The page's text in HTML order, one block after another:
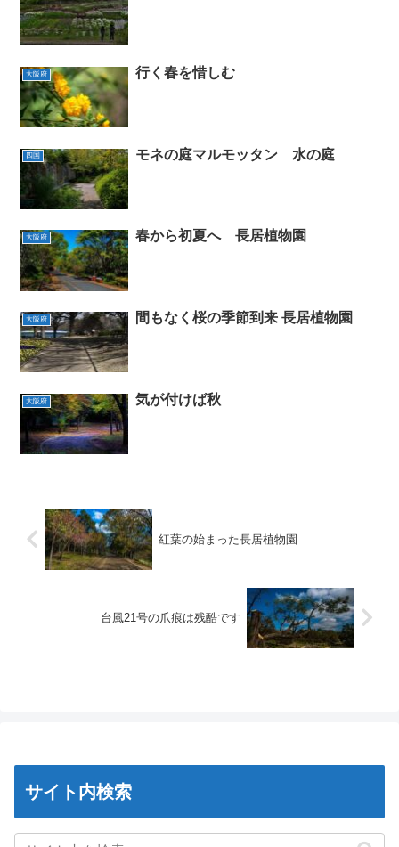
大阪府 行く春を惜しむ
四国 モネの庭マルモッタン 水の庭
大阪府 春から初夏へ 長居植物園
大阪府 間もなく桜の季節到来 長居植物園
大阪府 気が付けば秋
紅葉の始まった長居植物園
台風21号の爪痕は残酷です
サイト内検索